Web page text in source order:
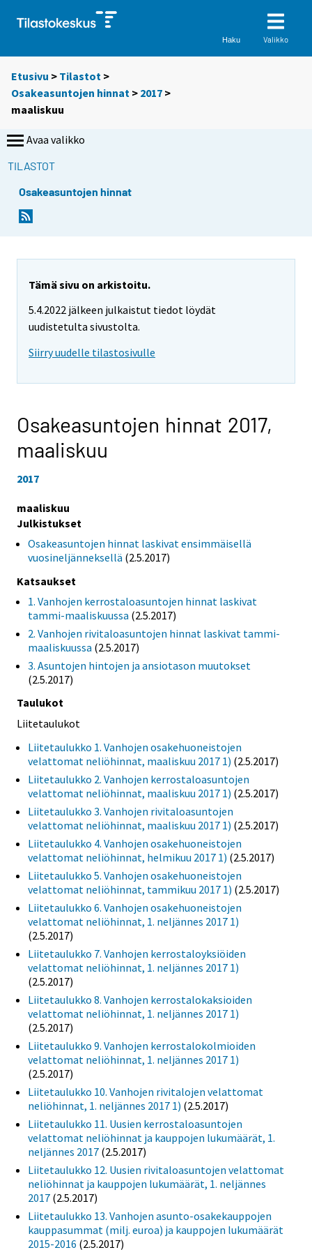
Haku Valikko
Etusivu > Tilastot >
Osakeasuntojen hinnat > 2017 >
maaliskuu
Avaa valikko
TILASTOT
Osakeasuntojen hinnat
Tämä sivu on arkistoitu.
5.4.2022 jälkeen julkaistut tiedot löydät
uudistetulta sivustolta.
Siirry uudelle tilastosivulle
Osakeasuntojen hinnat 2017,
maaliskuu
2017
maaliskuu
Julkistukset
Osakeasuntojen hinnat laskivat ensimmäisellä
vuosineljänneksellä (2.5.2017)
Katsaukset
1. Vanhojen kerrostaloasuntojen hinnat laskivat
tammi-maaliskuussa (2.5.2017)
2. Vanhojen rivitaloasuntojen hinnat laskivat tammi-
maaliskuussa (2.5.2017)
3. Asuntojen hintojen ja ansiotason muutokset
(2.5.2017)
Taulukot
Liitetaulukot
Liitetaulukko 1. Vanhojen osakehuoneistojen
velattomat neliöhinnat, maaliskuu 2017 1) (2.5.2017)
Liitetaulukko 2. Vanhojen kerrostaloasuntojen
velattomat neliöhinnat, maaliskuu 2017 1) (2.5.2017)
Liitetaulukko 3. Vanhojen rivitaloasuntojen
velattomat neliöhinnat, maaliskuu 2017 1) (2.5.2017)
Liitetaulukko 4. Vanhojen osakehuoneistojen
velattomat neliöhinnat, helmikuu 2017 1) (2.5.2017)
Liitetaulukko 5. Vanhojen osakehuoneistojen
velattomat neliöhinnat, tammikuu 2017 1) (2.5.2017)
Liitetaulukko 6. Vanhojen osakehuoneistojen
velattomat neliöhinnat, 1. neljännes 2017 1)
(2.5.2017)
Liitetaulukko 7. Vanhojen kerrostaloyksiöiden
velattomat neliöhinnat, 1. neljännes 2017 1)
(2.5.2017)
Liitetaulukko 8. Vanhojen kerrostalokaksioiden
velattomat neliöhinnat, 1. neljännes 2017 1)
(2.5.2017)
Liitetaulukko 9. Vanhojen kerrostalokolmioiden
velattomat neliöhinnat, 1. neljännes 2017 1)
(2.5.2017)
Liitetaulukko 10. Vanhojen rivitalojen velattomat
neliöhinnat, 1. neljännes 2017 1) (2.5.2017)
Liitetaulukko 11. Uusien kerrostaloasuntojen
velattomat neliöhinnat ja kauppojen lukumäärät, 1.
neljännes 2017 (2.5.2017)
Liitetaulukko 12. Uusien rivitaloasuntojen velattomat
neliöhinnat ja kauppojen lukumäärät, 1. neljännes
2017 (2.5.2017)
Liitetaulukko 13. Vanhojen asunto-osakekauppojen
kauppasummat (milj. euroa) ja kauppojen lukumäärät
2015-2016 (2.5.2017)